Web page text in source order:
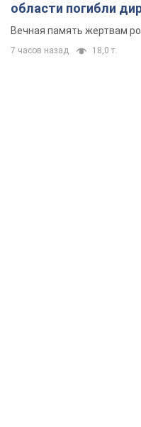
области погибли
муж и внук
Вечная память жертвам
7 часов назад 18,0 т.